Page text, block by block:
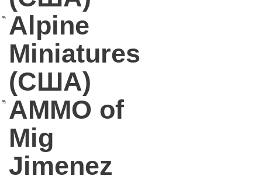
Alpine
Miniatures
(США)
AMMO of
Mig
Jimenez